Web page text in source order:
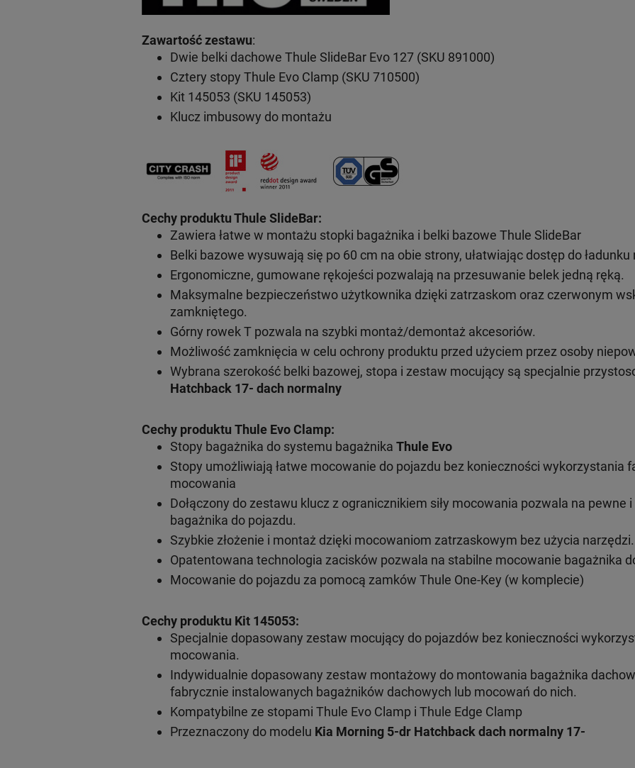
Zawartość zestawu:
Dwie belki dachowe Thule SlideBar Evo 127 (SKU 891000)
Cztery stopy Thule Evo Clamp (SKU 710500)
Kit 145053 (SKU 145053)
Klucz imbusowy do montażu
Cechy produktu Thule SlideBar:
Zawiera łatwe w montażu stopki bagażnika i belki bazowe Thule SlideBar
Belki bazowe wysuwają się po 60 cm na obie strony, ułatwiając dostęp do
Ergonomiczne, gumowane rękojeści pozwalają na przesuwanie belek jedną ręką.
Maksymalne bezpieczeństwo użytkownika dzięki zatrzaskom oraz czerwonym
zamkniętego.
Górny rowek T pozwala na szybki montaż/demontaż akcesoriów.
Możliwość zamknięcia w celu ochrony produktu przed użyciem przez osoby
Wybrana szerokość belki bazowej, stopa i zestaw mocujący są specjalnie
Hatchback 17- dach normalny
Cechy produktu Thule Evo Clamp:
Stopy bagażnika do systemu bagażnika Thule Evo
Stopy umożliwiają łatwe mocowanie do pojazdu bez konieczności wykorzystania
mocowania
Dołączony do zestawu klucz z ogranicznikiem siły mocowania pozwala na pewne
bagażnika do pojazdu.
Szybkie złożenie i montaż dzięki mocowaniom zatrzaskowym bez użycia narzędzi.
Opatentowana technologia zacisków pozwala na stabilne mocowanie bagażnika
Mocowanie do pojazdu za pomocą zamków Thule One-Key (w komplecie)
Cechy produktu Kit 145053:
Specjalnie dopasowany zestaw mocujący do pojazdów bez konieczności
mocowania.
Indywidualnie dopasowany zestaw montażowy do montowania bagażnika
fabrycznie instalowanych bagażników dachowych lub mocowań do nich.
Kompatybilne ze stopami Thule Evo Clamp i Thule Edge Clamp
Przeznaczony do modelu Kia Morning 5-dr Hatchback dach normalny 17-